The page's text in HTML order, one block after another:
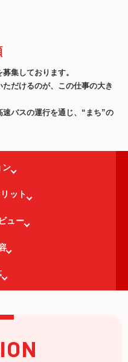
集しております。
だけるのが、 この仕事の大き
バスの運行を通じ、 “まち”の
ン
ット
ュー